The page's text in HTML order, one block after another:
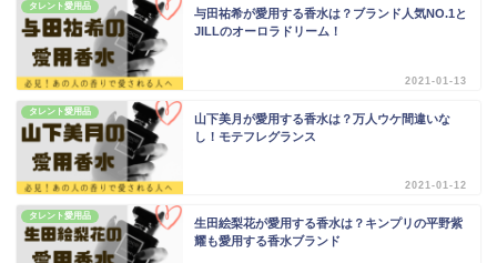
タレント愛用品
与田祐希が愛用する香水は？ブランド人気NO.1と
JILLのオーロラドリーム！
2021-01-13
タレント愛用品
山下美月が愛用する香水は？万人ウケ間違いな
し！モテフレグランス
2021-01-12
タレント愛用品
生田絵梨花が愛用する香水は？キンプリの平野紫
耀も愛用する香水ブランド